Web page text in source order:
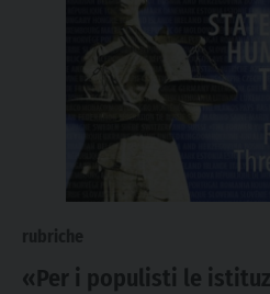
«Per i populisti le